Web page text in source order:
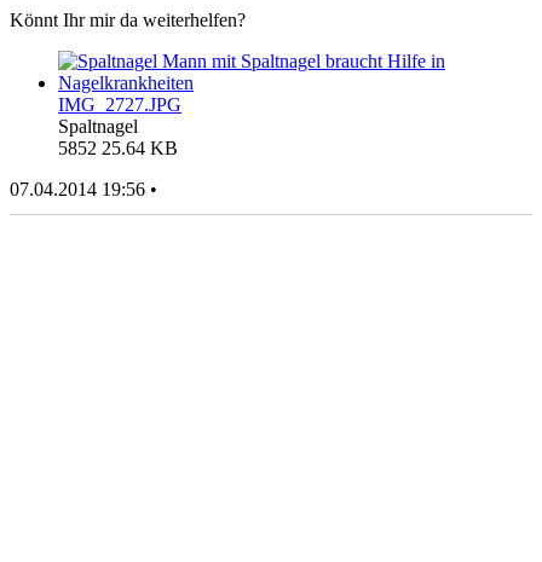
Könnt Ihr mir da weiterhelfen?
IMG_2727.JPG
Spaltnagel
5852 25.64 KB
07.04.2014 19:56 •